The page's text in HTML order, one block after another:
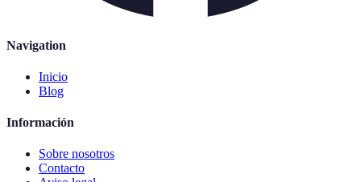
Navigation
Inicio
Blog
Información
Sobre nosotros
Contacto